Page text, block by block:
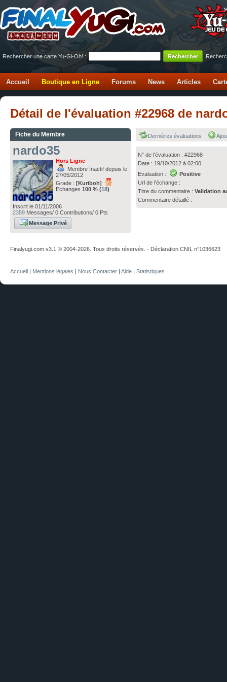
Rechercher une carte Yu-Gi-Oh! :
Accueil Boutique en Ligne Forums News Articles
Détail de l'évaluation #22968 de
Fiche du Membre
nardo35
Hors Ligne
Membre Inactif depuis le
27/05/2012
Grade : [Kuriboh]
Echanges 100 % (18)
Inscrit le 01/11/2006
2359 Messages/ 0 Contributions/ 0 Pts
Message Privé
Dernières évaluations
N° de l'évaluation : #22968
Date : 19/10/2012 à 02:00
Evaluation :
Positive
Url de l'échange :
Titre du commentaire :Validation
Commentaire détaillé :
Finalyugi.com v3.1 © 2004-2026. Tous droits réservés. - Déclaration CNIL n°1036623
Accueil | Mentions légales | Nous Contacter | Aide | Statistiques